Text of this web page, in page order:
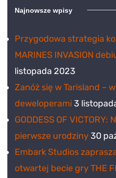
Najnowsze wpisy
Przygodowa strategia
MARINES INVASION
listopada 2023
Zanóż się w Tarisland –
deweloperami 3
GODDESS OF VICTORY:
pierwsze urodziny30
Embark Studios
otwartej becie gry THE